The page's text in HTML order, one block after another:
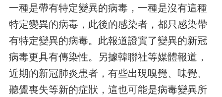
一種是帶有特定變異的病毒，一種是沒有這種
特定變異的病毒，此後的感染者，都只感染帶
有特定變異的病毒。此報道證實了變異的新冠
病毒更具有傳染性。另據韓聯社等媒體報道，
近期的新冠肺炎患者，有些出現嗅覺、味覺、
聽覺喪失等新的症狀，這也可能是病毒變異所